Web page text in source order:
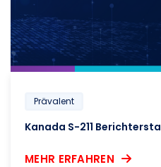
Prävalent
MEHR ERFAHREN